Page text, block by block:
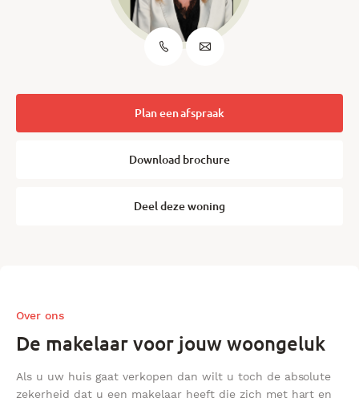
Plan een afspraak
Download brochure
Deel deze woning
Over ons
De makelaar voor jouw woongeluk
Als u uw huis gaat verkopen dan wilt u toch de absolute
zekerheid dat u een makelaar heeft die zich met hart en